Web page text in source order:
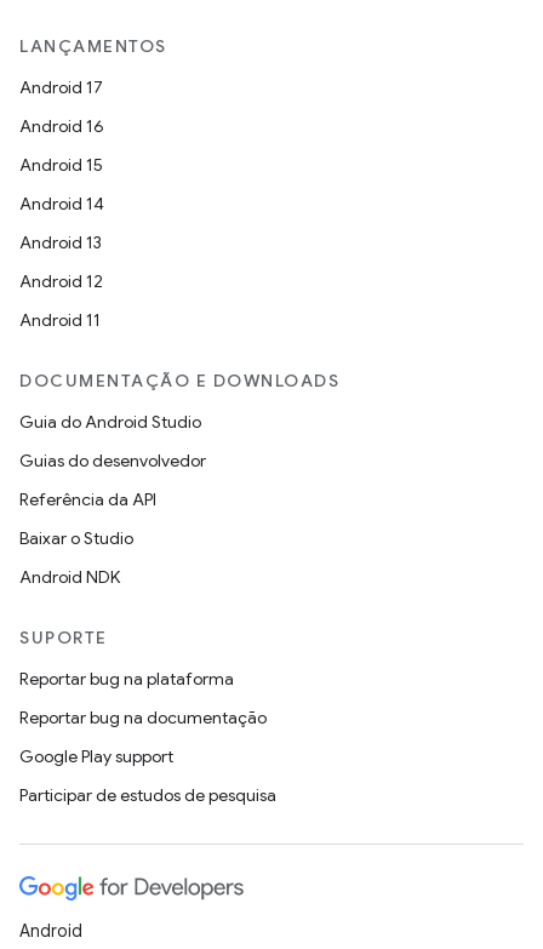
LANÇAMENTOS
Android 17
Android 16
Android 15
Android 14
Android 13
Android 12
Android 11
DOCUMENTAÇÃO E DOWNLOADS
Guia do Android Studio
Guias do desenvolvedor
Referência da API
Baixar o Studio
Android NDK
SUPORTE
Reportar bug na plataforma
Reportar bug na documentação
Google Play support
Participar de estudos de pesquisa
Android